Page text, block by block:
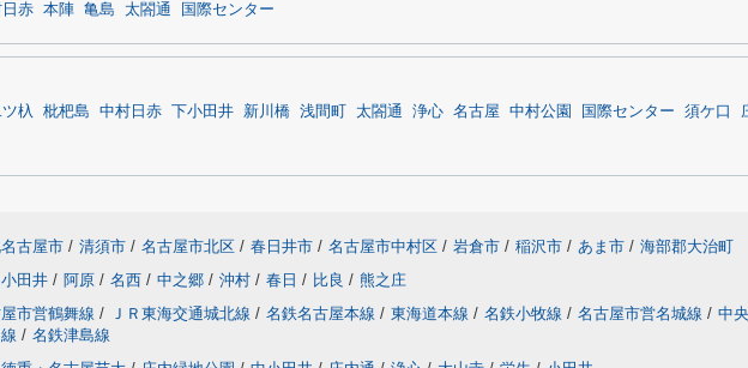
赤 本陣 亀島 太閤通 国際センター
杁 枇杷島 中村日赤 下小田井 新川橋 浅間町 太閤通 浄心 名古屋 中村公園 国際センター 須ケ口
古屋市 / 清須市 / 名古屋市北区 / 春日井市 / 名古屋市中村区 / 岩倉市 / 稲沢市 / あま市 / 海部郡大治町
田井 / 阿原 / 名西 / 中之郷 / 沖村 / 春日 / 比良 / 熊之庄
市営鶴舞線 / ＪＲ東海交通城北線 / 名鉄名古屋本線 / 東海道本線 / 名鉄小牧線 / 名古屋市営名城線 / 中
/ 名鉄津島線